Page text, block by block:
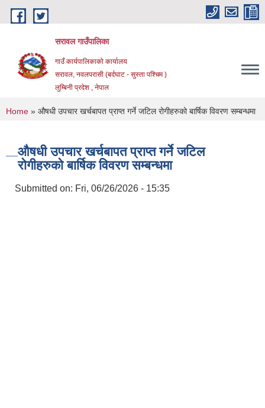
Skip to main content
सरावल गाउँपालिका
गाउँ कार्यपालिकाको कार्यालय
सरावल, नवलपरासी (बर्दघाट - सुस्ता पश्चिम )
लुम्बिनी प्रदेश , नेपाल
You are here
Home » औषधी उपचार खर्चबापत प्राप्त गर्ने जटिल रोगीहरुको बार्षिक विवरण सम्बन्धमा
औषधी उपचार खर्चबापत प्राप्त गर्ने जटिल
रोगीहरुको बार्षिक विवरण सम्बन्धमा
Submitted on: Fri, 06/26/2026 - 15:35